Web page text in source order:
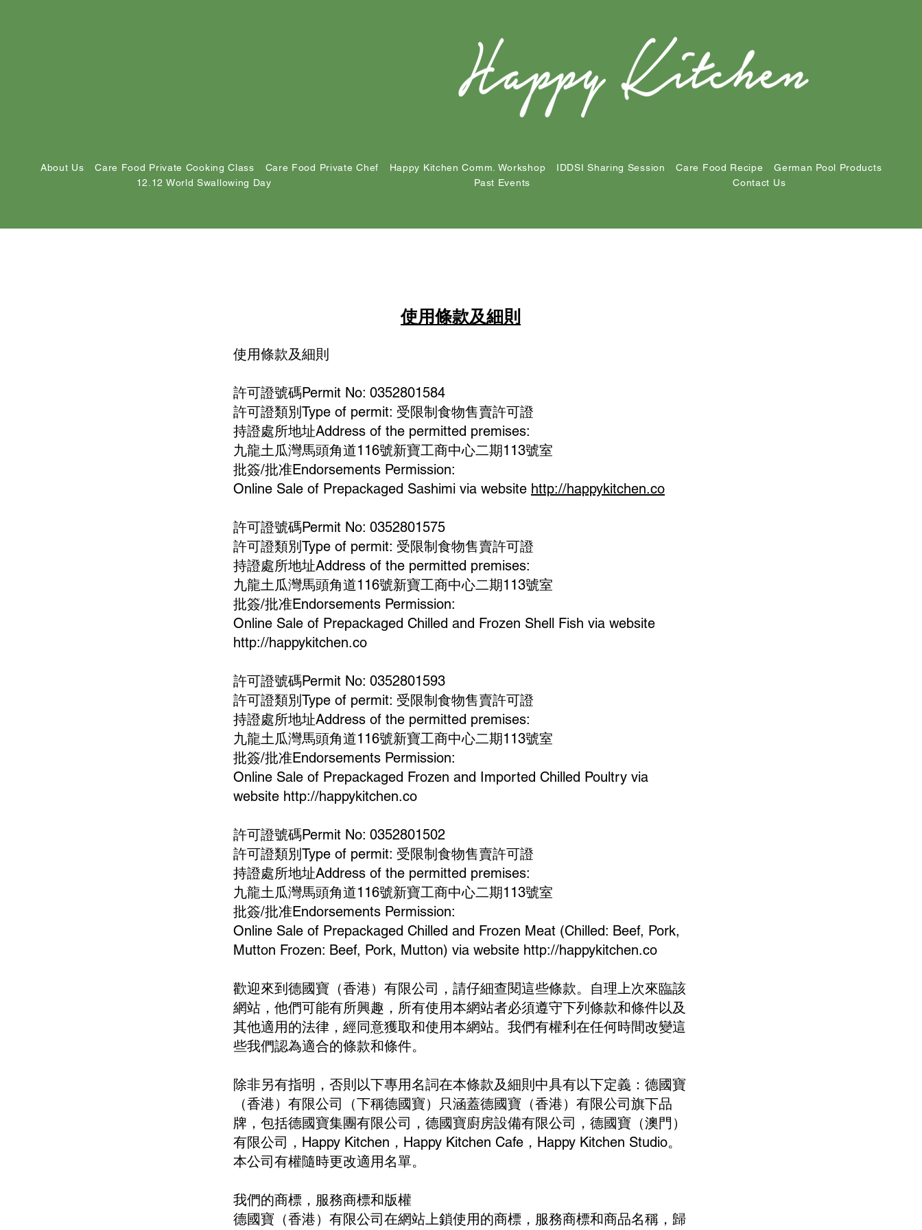
About Us Care Food Private Cooking Class Care Food Private Chef Happy Kitchen Comm. Workshop IDDSI Sharing Session Care Food Recipe
German Pool Products
12.12 World Swallowing Day
Past Events Contact Us
使用條款及細則
使用條款及細則
許可證號碼Permit No: 0352801584
許可證類別Type of permit: 受限制食物售賣許可證
持證處所地址Address of the permitted premises:
九龍土瓜灣馬頭角道116號新寶工商中心二期113號室
批簽/批准Endorsements Permission:
Online Sale of Prepackaged Sashimi via website http://happykitchen.co
許可證號碼Permit No: 0352801575
許可證類別Type of permit: 受限制食物售賣許可證
持證處所地址Address of the permitted premises:
九龍土瓜灣馬頭角道116號新寶工商中心二期113號室
批簽/批准Endorsements Permission:
Online Sale of Prepackaged Chilled and Frozen Shell Fish via website
http://happykitchen.co
許可證號碼Permit No: 0352801593
許可證類別Type of permit: 受限制食物售賣許可證
持證處所地址Address of the permitted premises:
九龍土瓜灣馬頭角道116號新寶工商中心二期113號室
批簽/批准Endorsements Permission:
Online Sale of Prepackaged Frozen and Imported Chilled Poultry via
website http://happykitchen.co
許可證號碼Permit No: 0352801502
許可證類別Type of permit: 受限制食物售賣許可證
持證處所地址Address of the permitted premises:
九龍土瓜灣馬頭角道116號新寶工商中心二期113號室
批簽/批准Endorsements Permission:
Online Sale of Prepackaged Chilled and Frozen Meat (Chilled: Beef, Pork,
Mutton Frozen: Beef, Pork, Mutton) via website http://happykitchen.co
歡迎來到德國寶（香港）有限公司，請仔細查閱這些條款。自理上次來臨該
網站，他們可能有所興趣，所有使用本網站者必須遵守下列條款和條件以及
其他適用的法律，經同意獲取和使用本網站。我們有權利在任何時間改變這
些我們認為適合的條款和條件。
除非另有指明，否則以下專用名詞在本條款及細則中具有以下定義：德國寶
（香港）有限公司（下稱德國寶）只涵蓋德國寶（香港）有限公司旗下品
牌，包括德國寶集團有限公司，德國寶廚房設備有限公司，德國寶（澳門）
有限公司，Happy Kitchen，Happy Kitchen Cafe，Happy Kitchen Studio。
本公司有權隨時更改適用名單。
我們的商標，服務商標和版權
德國寶（香港）有限公司在網站上鎖使用的商標，服務商標和商品名稱，歸